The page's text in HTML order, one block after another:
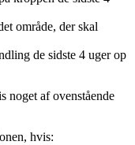
område, der skal
de sidste 4 uger op
noget af ovenstående
hvis: